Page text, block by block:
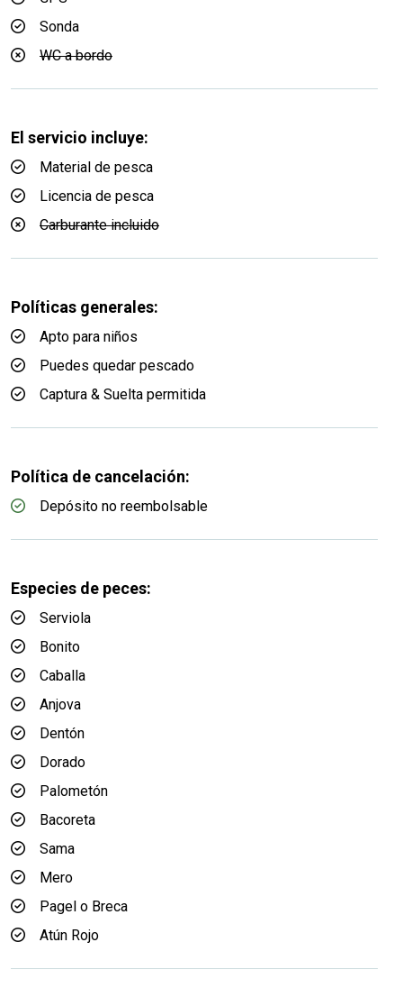
Sonda
WC a bordo
El servicio incluye:
Material de pesca
Licencia de pesca
Carburante incluido
Políticas generales:
Apto para niños
Puedes quedar pescado
Captura & Suelta permitida
Política de cancelación:
Depósito no reembolsable
Especies de peces:
Serviola
Bonito
Caballa
Anjova
Dentón
Dorado
Palometón
Bacoreta
Sama
Mero
Pagel o Breca
Atún Rojo